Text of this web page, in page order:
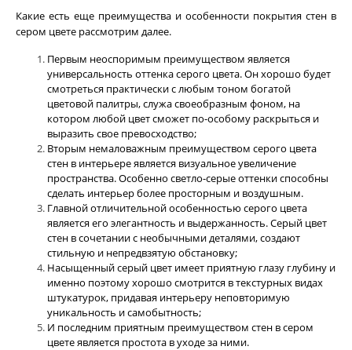
Какие есть еще преимущества и особенности покрытия стен в
сером цвете рассмотрим далее.
Первым неоспоримым преимуществом является
универсальность оттенка серого цвета. Он хорошо будет
смотреться практически с любым тоном богатой
цветовой палитры, служа своеобразным фоном, на
котором любой цвет сможет по-особому раскрыться и
выразить свое превосходство;
Вторым немаловажным преимуществом серого цвета
стен в интерьере является визуальное увеличение
пространства. Особенно светло-серые оттенки способны
сделать интерьер более просторным и воздушным.
Главной отличительной особенностью серого цвета
является его элегантность и выдержанность. Серый цвет
стен в сочетании с необычными деталями, создают
стильную и непредвзятую обстановку;
Насыщенный серый цвет имеет приятную глазу глубину и
именно поэтому хорошо смотрится в текстурных видах
штукатурок, придавая интерьеру неповторимую
уникальность и самобытность;
И последним приятным преимуществом стен в сером
цвете является простота в уходе за ними.